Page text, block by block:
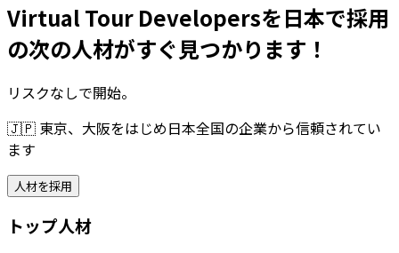
Virtual Tour Developersを日本で採用
の次の人材がすぐ見つかります！
リスクなしで開始。
🇯🇵 東京、大阪をはじめ日本全国の企業から信頼されてい
ます
人材を採用
トップ人材